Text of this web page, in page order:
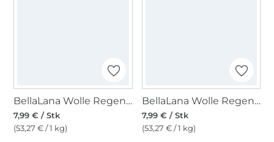
BellaLana Wolle Regenbogen 150gr. , braun-gelb
7,99 € / Stk
(53,27 € / 1 kg)
BellaLana Wolle Regenbogen 150gr. , gelb-grün
7,99 € / Stk
(53,27 € / 1 kg)